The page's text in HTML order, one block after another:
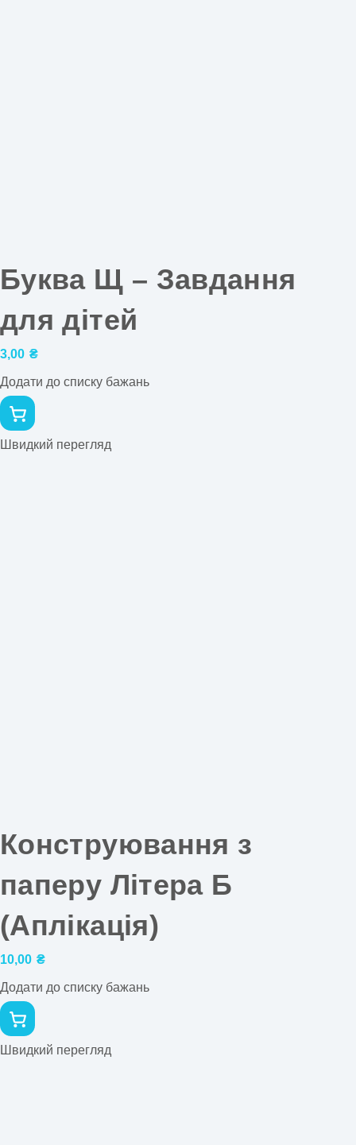
Буква Щ – Завдання
для дітей
3,00 ₴
Додати до списку бажань
Швидкий перегляд
Конструювання з
паперу Літера Б
(Аплікація)
10,00 ₴
Додати до списку бажань
Швидкий перегляд